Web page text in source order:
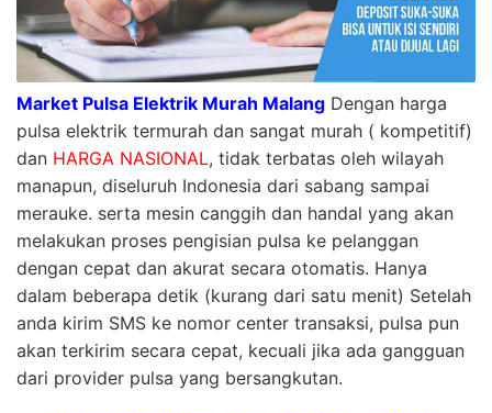
Market Pulsa Elektrik Murah Malang Dengan harga
pulsa elektrik termurah dan sangat murah ( kompetitif)
dan HARGA NASIONAL, tidak terbatas oleh wilayah
manapun, diseluruh Indonesia dari sabang sampai
merauke. serta mesin canggih dan handal yang akan
melakukan proses pengisian pulsa ke pelanggan
dengan cepat dan akurat secara otomatis. Hanya
dalam beberapa detik (kurang dari satu menit) Setelah
anda kirim SMS ke nomor center transaksi, pulsa pun
akan terkirim secara cepat, kecuali jika ada gangguan
dari provider pulsa yang bersangkutan.